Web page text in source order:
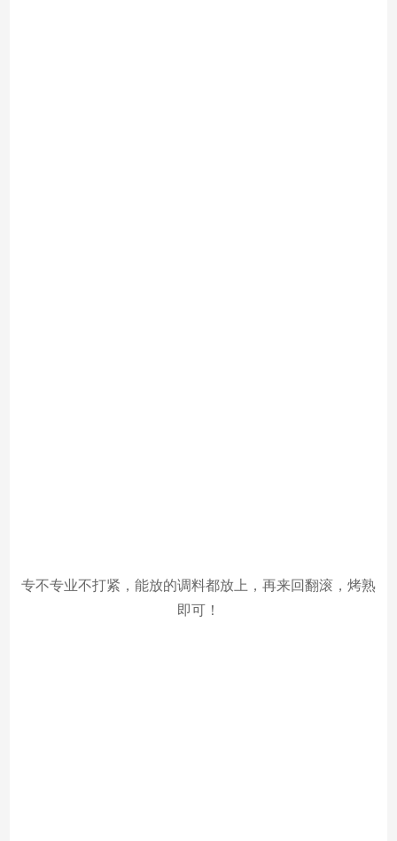
专不专业不打紧，能放的调料都放上，再来回翻滚，烤熟
即可！